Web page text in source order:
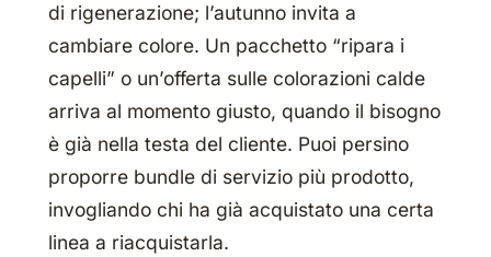
di rigenerazione; l’autunno invita a
cambiare colore. Un pacchetto “ripara i
capelli” o un’offerta sulle colorazioni calde
arriva al momento giusto, quando il bisogno
è già nella testa del cliente. Puoi persino
proporre bundle di servizio più prodotto,
invogliando chi ha già acquistato una certa
linea a riacquistarla.